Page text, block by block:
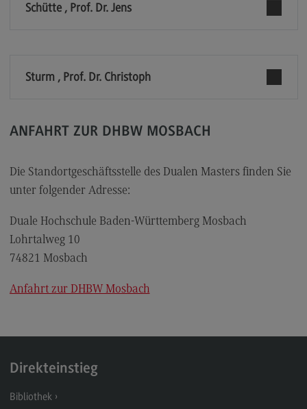
Kontakt
Berufsperspektiven
Kontakt
Integrated Engineering
Integrated Engineering
Rahmenbedingungen
Modulangebot
Kontakt
Intensive Care
Schütte , Prof. Dr. Jens
Sturm , Prof. Dr. Christoph
ANFAHRT ZUR DHBW MOSBACH
Die Standortgeschäftsstelle des Dualen Masters finden Sie
unter folgender Adresse:
Duale Hochschule Baden-Württemberg Mosbach
Lohrtalweg 10
74821 Mosbach
Anfahrt zur DHBW Mosbach
Direkteinstieg
Bibliothek